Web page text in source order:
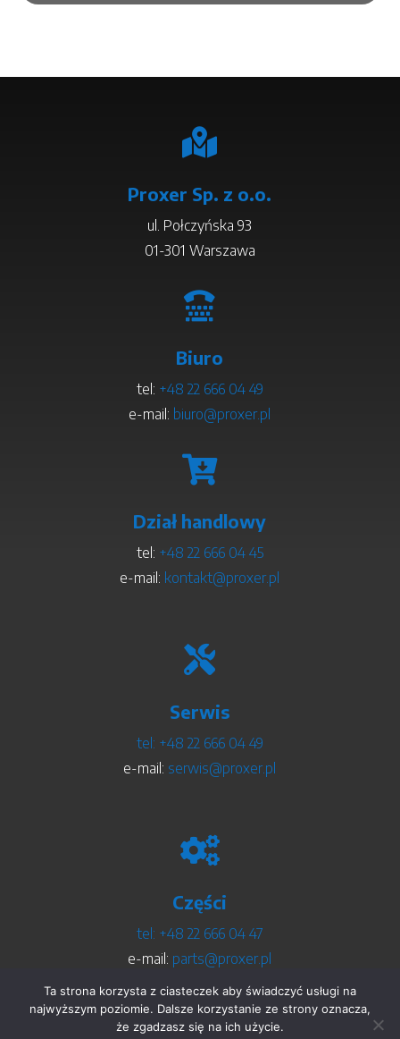

Proxer Sp. z o.o.
ul. Połczyńska 93
01-301 Warszawa

Biuro
tel: +48 22 666 04 49
e-mail: biuro@proxer.pl

Dział handlowy
tel: +48 22 666 04 45
e-mail: kontakt@proxer.pl

Serwis
tel: +48 22 666 04 49
e-mail: serwis@proxer.pl

Części
tel: +48 22 666 04 47
e-mail: parts@proxer.pl
Ta strona korzysta z ciasteczek aby świadczyć usługi na
najwyższym poziomie. Dalsze korzystanie ze strony oznacza,
że zgadzasz się na ich użycie.